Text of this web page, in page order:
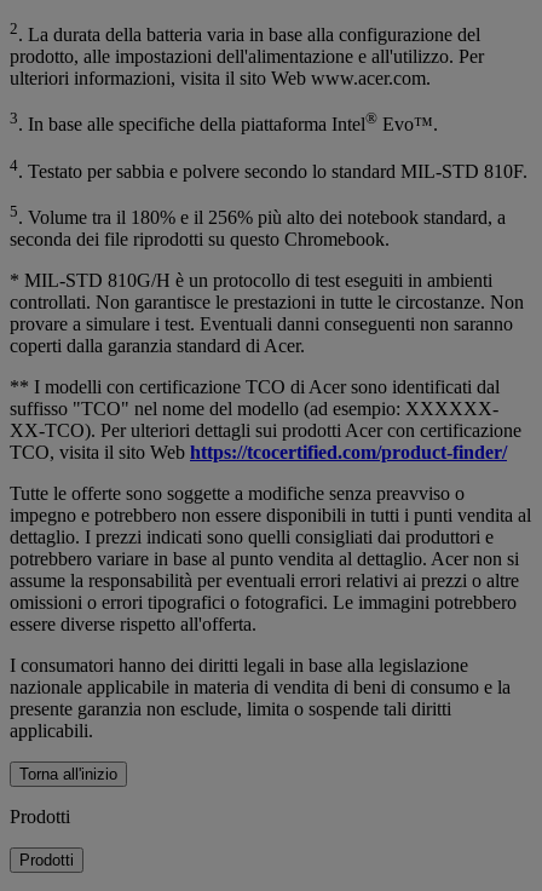
2. La durata della batteria varia in base alla configurazione del
prodotto, alle impostazioni dell'alimentazione e all'utilizzo. Per
ulteriori informazioni, visita il sito Web www.acer.com.
3. In base alle specifiche della piattaforma Intel® Evo™.
4. Testato per sabbia e polvere secondo lo standard MIL-STD 810F.
5. Volume tra il 180% e il 256% più alto dei notebook standard, a
seconda dei file riprodotti su questo Chromebook.
* MIL-STD 810G/H è un protocollo di test eseguiti in ambienti
controllati. Non garantisce le prestazioni in tutte le circostanze. Non
provare a simulare i test. Eventuali danni conseguenti non saranno
coperti dalla garanzia standard di Acer.
** I modelli con certificazione TCO di Acer sono identificati dal
suffisso "TCO" nel nome del modello (ad esempio: XXXXXX-
XX-TCO). Per ulteriori dettagli sui prodotti Acer con certificazione
TCO, visita il sito Web https://tcocertified.com/product-finder/
Tutte le offerte sono soggette a modifiche senza preavviso o
impegno e potrebbero non essere disponibili in tutti i punti vendita al
dettaglio. I prezzi indicati sono quelli consigliati dai produttori e
potrebbero variare in base al punto vendita al dettaglio. Acer non si
assume la responsabilità per eventuali errori relativi ai prezzi o altre
omissioni o errori tipografici o fotografici. Le immagini potrebbero
essere diverse rispetto all'offerta.
I consumatori hanno dei diritti legali in base alla legislazione
nazionale applicabile in materia di vendita di beni di consumo e la
presente garanzia non esclude, limita o sospende tali diritti
applicabili.
Torna all'inizio
Prodotti
Prodotti